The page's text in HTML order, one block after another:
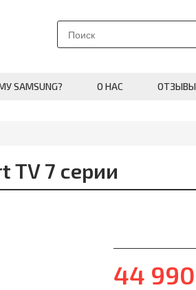
SAMSUNG? О НАС ОТЗЫВЫ
TV 7 серии
44 990